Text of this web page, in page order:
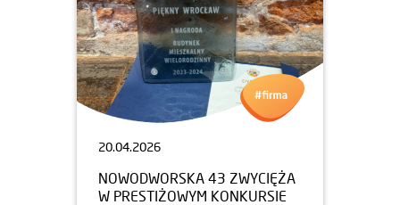
20.04.2026
NOWODWORSKA 43 ZWYCIĘŻA
W PRESTIŻOWYM KONKURSIE